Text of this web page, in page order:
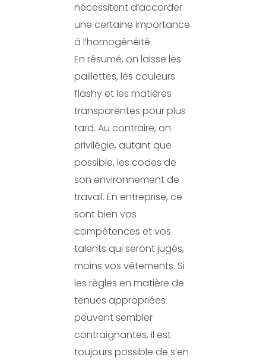
nécessitent d’accorder
une certaine importance
à l’homogénéité.
En résumé, on laisse les
paillettes, les couleurs
flashy et les matières
transparentes pour plus
tard. Au contraire, on
privilégie, autant que
possible, les codes de
son environnement de
travail. En entreprise, ce
sont bien vos
compétences et vos
talents qui seront jugés,
moins vos vêtements. Si
les règles en matière de
tenues appropriées
peuvent sembler
contraignantes, il est
toujours possible de s’en